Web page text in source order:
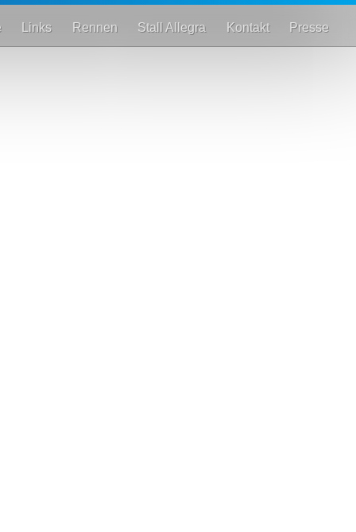
Links Rennen Stall Allegra Kontakt Presse